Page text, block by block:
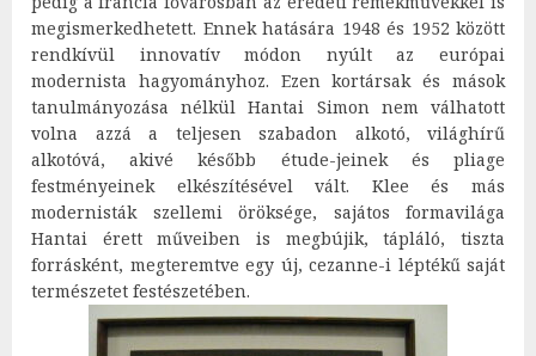
megismerkedhetett. Ennek hatására 1948 és 1952 között
rendkívül innovatív módon nyúlt az európai
modernista hagyományhoz. Ezen kortársak és mások
tanulmányozása nélkül Hantai Simon nem válhatott
volna azzá a teljesen szabadon alkotó, világhírű
alkotóvá, akivé később étude-jeinek és pliage
festményeinek elkészítésével vált. Klee és más
modernisták szellemi öröksége, sajátos formavilága
Hantai érett műveiben is megbújik, tápláló, tiszta
forrásként, megteremtve egy új, cezanne-i léptékű saját
természetet festészetében.